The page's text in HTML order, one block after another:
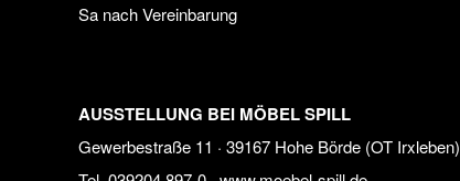
Sa nach Vereinbarung
AUSSTELLUNG BEI MÖBEL SPILL
Gewerbestraße 11 · 39167 Hohe Börde (OT Irxleben)